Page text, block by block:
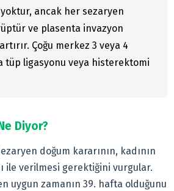
yoktur, ancak her sezaryen
ve plasenta invazyon
Çoğu merkez 3 veya 4
tüp ligasyonu veya histerektomi
Diyor?
doğum kararının, kadının
ile verilmesi gerektiğini vurgular.
uygun zamanın 39. hafta olduğunu